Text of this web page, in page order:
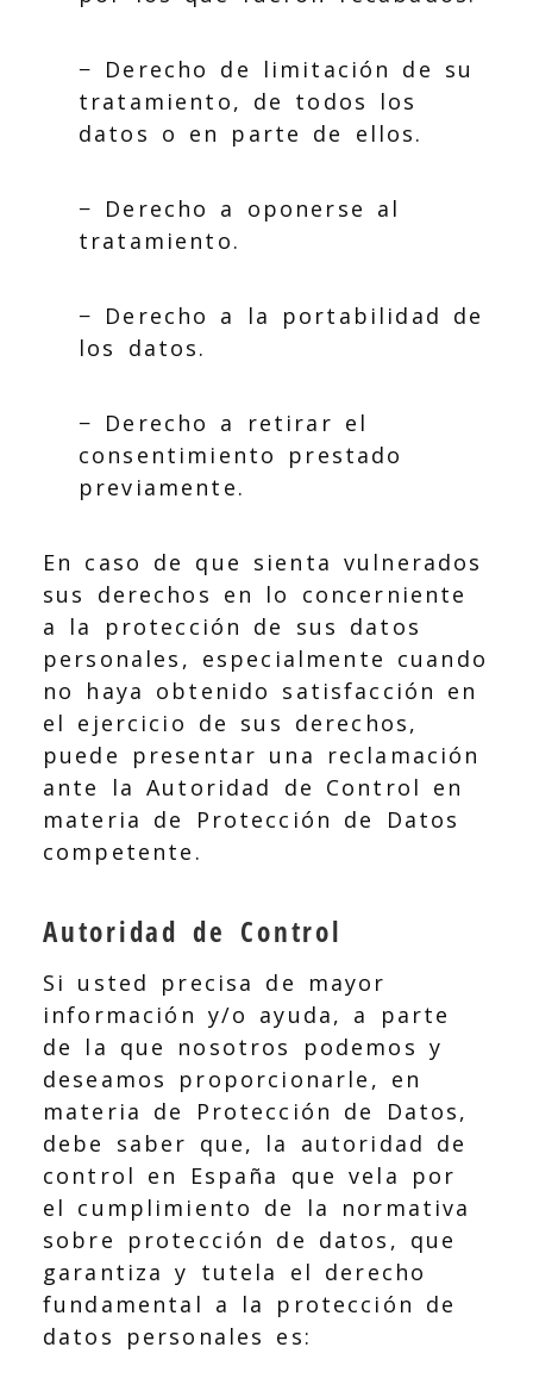
− Derecho de limitación de su
tratamiento, de todos los
datos o en parte de ellos.
− Derecho a oponerse al
tratamiento.
− Derecho a la portabilidad de
los datos.
− Derecho a retirar el
consentimiento prestado
previamente.
En caso de que sienta vulnerados
sus derechos en lo concerniente
a la protección de sus datos
personales, especialmente cuando
no haya obtenido satisfacción en
el ejercicio de sus derechos,
puede presentar una reclamación
ante la Autoridad de Control en
materia de Protección de Datos
competente.
Autoridad de Control
Si usted precisa de mayor
información y/o ayuda, a parte
de la que nosotros podemos y
deseamos proporcionarle, en
materia de Protección de Datos,
debe saber que, la autoridad de
control en España que vela por
el cumplimiento de la normativa
sobre protección de datos, que
garantiza y tutela el derecho
fundamental a la protección de
datos personales es: